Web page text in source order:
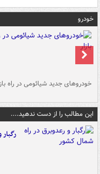
خودرو
خودروهای جدید شیائومی در راه
این مطالب را از دست ندهید....